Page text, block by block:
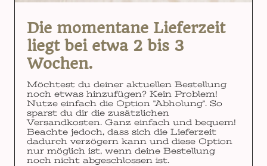
Die momentane Lieferzeit
liegt bei etwa 2 bis 3
Wochen.
Möchtest du deiner aktuellen Bestellung
noch etwas hinzufügen? Kein Problem!
Nutze einfach die Option "Abholung". So
sparst du dir die zusätzlichen
Versandkosten. Ganz einfach und bequem!
Beachte jedoch, dass sich die Lieferzeit
dadurch verzögern kann und diese Option
nur möglich ist, wenn deine Bestellung
noch nicht abgeschlossen ist.